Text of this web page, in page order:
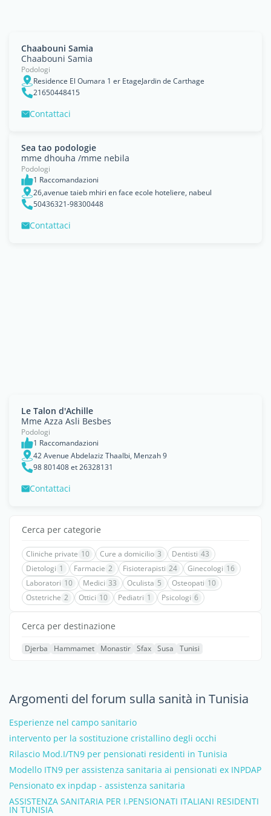
Chaabouni Samia
Chaabouni Samia
Podologi
Residence El Oumara 1 er EtageJardin de Carthage
21650448415
Contattaci
Sea tao podologie
mme dhouha /mme nebila
Podologi
1 Raccomandazioni
26,avenue taieb mhiri en face ecole hoteliere, nabeul
50436321-98300448
Contattaci
Le Talon d'Achille
Mme Azza Asli Besbes
Podologi
1 Raccomandazioni
42 Avenue Abdelaziz Thaalbi, Menzah 9
98 801408 et 26328131
Contattaci
Cerca per categorie
Cliniche private 10 Cure a domicilio 3 Dentisti 43
Dietologi 1 Farmacie 2 Fisioterapisti 24 Ginecologi 16
Laboratori 10 Medici 33 Oculista 5 Osteopati 10
Ostetriche 2 Ottici 10 Pediatri 1 Psicologi 6
Cerca per destinazione
Djerba Hammamet Monastir Sfax Susa Tunisi
Argomenti del forum sulla sanità in Tunisia
Esperienze nel campo sanitario
intervento per la sostituzione cristallino degli occhi
Rilascio Mod.I/TN9 per pensionati residenti in Tunisia
Modello ITN9 per assistenza sanitaria ai pensionati ex INPDAP
Pensionato ex inpdap - assistenza sanitaria
ASSISTENZA SANITARIA PER I.PENSIONATI ITALIANI RESIDENTI
IN TUNISIA